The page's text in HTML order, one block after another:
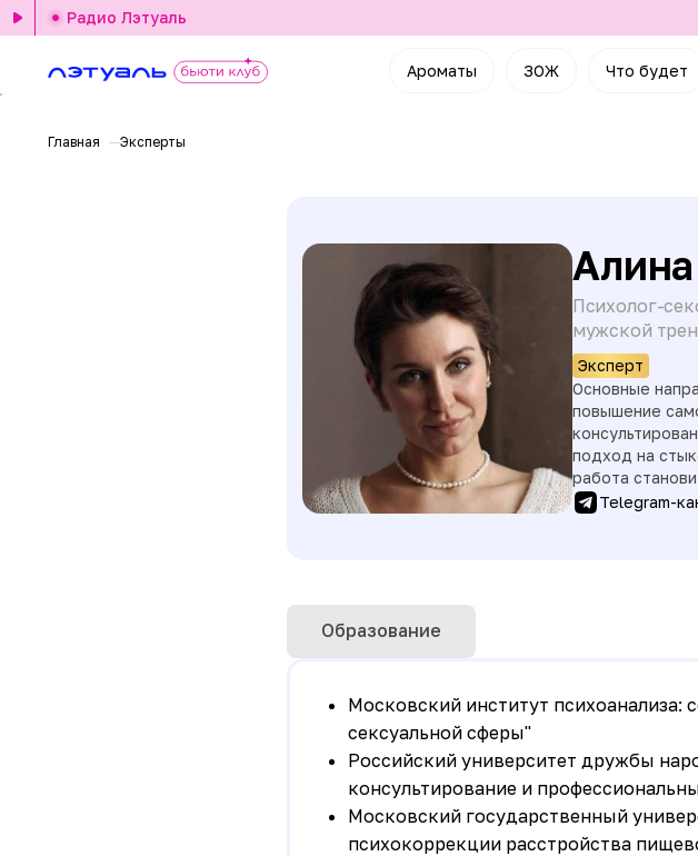
Ароматы ЗОЖ Что будет
Радио Лэтуаль
Главная Эксперты
Психолог-
мужской
Эксперт
Основные
повышение
подход на
работа
Telegram-
Образование
Московский институт психоанализа:
сексуальной сферы"
Российский университет дружбы
консультирование и
Московский государственный
психокоррекции расстройства